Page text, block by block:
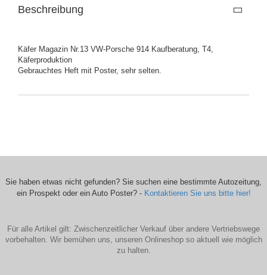
Beschreibung
Käfer Magazin Nr.13 VW-Porsche 914 Kaufberatung, T4,
Käferproduktion
Gebrauchtes Heft mit Poster, sehr selten.
Sie haben etwas nicht gefunden? Sie suchen eine bestimmte Autozeitung,
ein Prospekt oder ein Auto Poster? - Kontaktieren Sie uns bitte hier!
Für alle Artikel gilt: Zwischenzeitlicher Verkauf über andere Vertriebswege
vorbehalten. Wir bemühen uns, unseren Onlineshop so aktuell wie möglich
zu halten.